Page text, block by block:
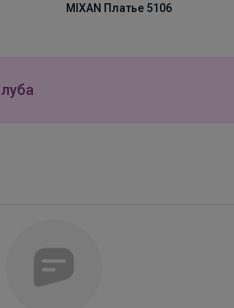
MIXAN Платье 5106